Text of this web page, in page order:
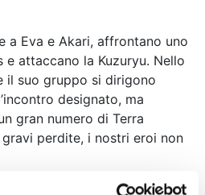
a Eva e Akari, affrontano uno
e attaccano la Kuzuryu. Nello
il suo gruppo si dirigono
designato, ma
gran numero di Terra
perdite, i nostri eroi non